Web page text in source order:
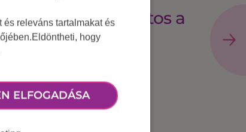
egyszerre fontos a
releváns tartalmakat és
hogy
ELFOGADÁSA